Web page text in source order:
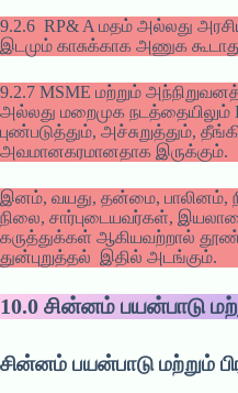
9.2.6 RP& A மதம் அல்லது
இடமும் காசுக்காக அணுக
9.2.7 MSME மற்றும்
அல்லது மறைமுக நடத்தையிலும்
புண்படுத்தும், அச்சுறுத்தும்,
அவமானகரமானதாக இருக்கும்.
இனம், வயது, தன்மை, பாலினம்,
நிலை, சார்புடையவர்கள்,
கருத்துக்கள் ஆகியவற்றால்
துன்புறுத்தல் இதில் அடங்கும்.
10.0 சின்னம் பயன்பாடு
சின்னம் பயன்பாடு மற்றும்